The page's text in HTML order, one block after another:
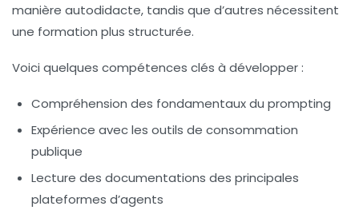
manière autodidacte, tandis que d’autres nécessitent
une formation plus structurée.
Voici quelques compétences clés à développer :
Compréhension des fondamentaux du prompting
Expérience avec les outils de consommation
publique
Lecture des documentations des principales
plateformes d’agents